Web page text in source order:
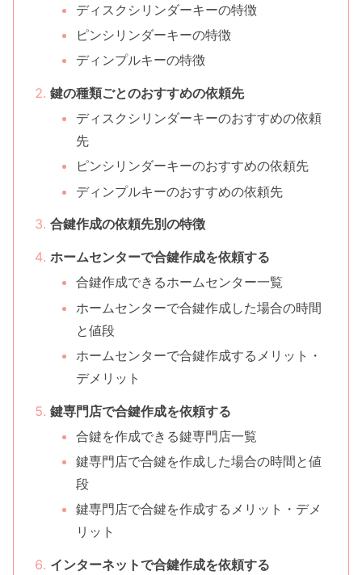
ディスクシリンダーキーの特徴
ピンシリンダーキーの特徴
ディンプルキーの特徴
鍵の種類ごとのおすすめの依頼先
ディスクシリンダーキーのおすすめの依頼
先
ピンシリンダーキーのおすすめの依頼先
ディンプルキーのおすすめの依頼先
合鍵作成の依頼先別の特徴
ホームセンターで合鍵作成を依頼する
合鍵作成できるホームセンター一覧
ホームセンターで合鍵作成した場合の時間
と値段
ホームセンターで合鍵作成するメリット・
デメリット
鍵専門店で合鍵作成を依頼する
合鍵を作成できる鍵専門店一覧
鍵専門店で合鍵を作成した場合の時間と値
段
鍵専門店で合鍵を作成するメリット・デメ
リット
インターネットで合鍵作成を依頼する